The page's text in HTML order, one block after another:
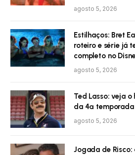
agosto 5, 2026
Estilhaços: Bret
roteiro e série já
completo no
agosto 5, 2026
Ted Lasso: veja
da 4ª
agosto 5, 2026
Jogada de Risco: